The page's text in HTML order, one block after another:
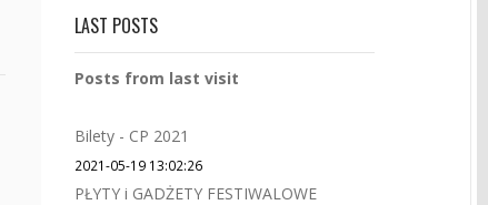
LAST POSTS
Posts from last visit
Bilety - CP 2021
2021-05-19 13:02:26
PŁYTY i GADŻETY FESTIWALOWE